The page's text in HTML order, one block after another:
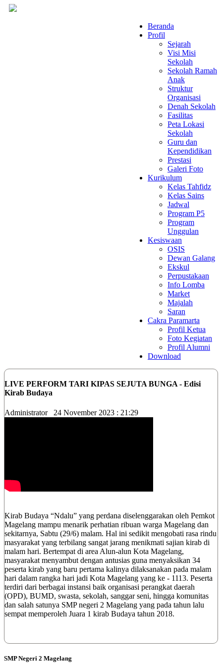
Beranda
Profil
Sejarah
Visi Misi
Sekolah
Sekolah Ramah
Anak
Struktur
Organisasi
Denah Sekolah
Fasilitas
Peta Lokasi
Sekolah
Guru dan
Kependidikan
Prestasi
Galeri Foto
Kurikulum
Kelas Tahfidz
Kelas Sains
Jadwal
Program P5
Program
Unggulan
Kesiswaan
OSIS
Dewan Galang
Ekskul
Perpustakaan
Info Lomba
Market
Majalah
Saran
Cakra Paramarta
Profil Ketua
Foto Kegiatan
Profil Alumni
Download
LIVE PERFORM TARI KIPAS SEJUTA BUNGA - Edisi
Kirab Budaya
Administrator 24 November 2023 : 21:29
Kirab Budaya “Ndalu” yang perdana diselenggarakan oleh Pemkot
Magelang mampu menarik perhatian ribuan warga Magelang dan
sekitarnya, Sabtu (29/6) malam. Hal ini sedikit mengobati rasa rindu
masyarakat yang terbilang sangat jarang menikmati sajian kirab di
malam hari. Bertempat di area Alun-alun Kota Magelang,
masyarakat menyambut dengan antusias guna menyaksikan 34
peserta kirab yang baru pertama kalinya dilaksanakan pada malam
hari dalam rangka hari jadi Kota Magelang yang ke - 1113. Peserta
terdiri dari berbagai instansi baik organisasi perangkat daerah
(OPD), BUMD, swasta, sekolah, sanggar seni, hingga komunitas
dan salah satunya SMP negeri 2 Magelang yang pada tahun lalu
sempat memperoleh Juara 1 kirab Budaya tahun 2018.
SMP Negeri 2 Magelang